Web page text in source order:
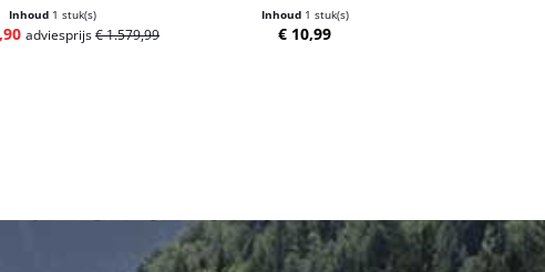
Inhoud 1 stuk(s)
adviesprijs€ 1.579,99
Inhoud 1 stuk(s)
€ 10,99